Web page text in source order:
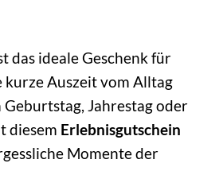
das ideale Geschenk für
kurze Auszeit vom Alltag
Jahrestag oder
diesem Erlebnisgutschein
Momente der